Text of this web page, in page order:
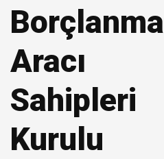
Borçlanma
Aracı
Sahipleri
Kurulu